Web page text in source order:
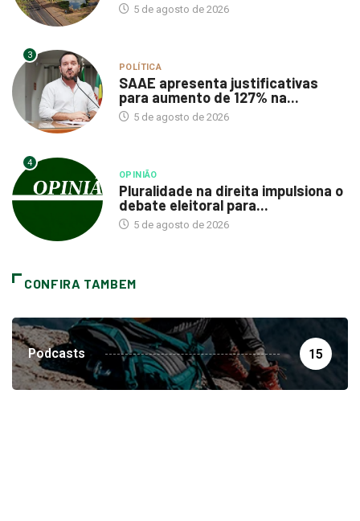
5 de agosto de 2026
3
POLÍTICA
SAAE apresenta justificativas
para aumento de 127% na...
5 de agosto de 2026
4
OPINIÃO
Pluralidade na direita impulsiona o
debate eleitoral para...
5 de agosto de 2026
CONFIRA TAMBEM
Podcasts 15